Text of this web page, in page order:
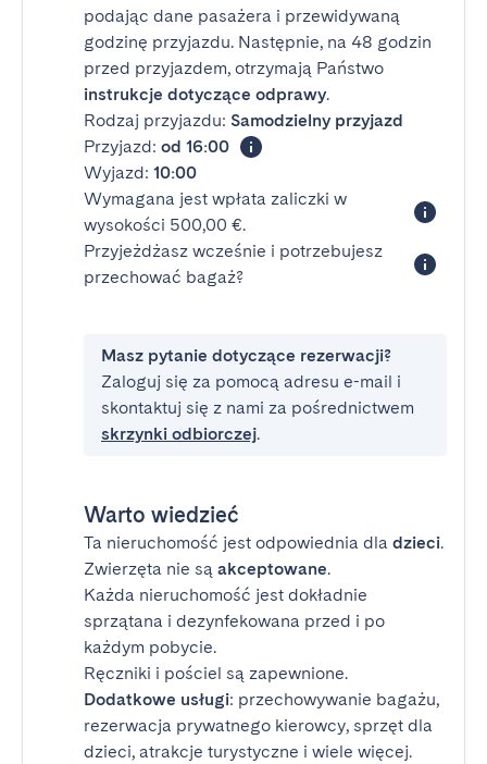
podając dane pasażera i przewidywaną
godzinę przyjazdu. Następnie, na 48 godzin
przed przyjazdem, otrzymają Państwo
instrukcje dotyczące odprawy.
Rodzaj przyjazdu: Samodzielny przyjazd
Przyjazd: od 16:00
Wyjazd: 10:00
Wymagana jest wpłata zaliczki w
wysokości 500,00 €.
Przyjeżdżasz wcześnie i potrzebujesz
przechować bagaż?
Masz pytanie dotyczące rezerwacji?
Zaloguj się za pomocą adresu e-mail i
skontaktuj się z nami za pośrednictwem
skrzynki odbiorczej.
Warto wiedzieć
Ta nieruchomość jest odpowiednia dla dzieci.
Zwierzęta nie są akceptowane.
Każda nieruchomość jest dokładnie
sprzątana i dezynfekowana przed i po
każdym pobycie.
Ręczniki i pościel są zapewnione.
Dodatkowe usługi: przechowywanie bagażu,
rezerwacja prywatnego kierowcy, sprzęt dla
dzieci, atrakcje turystyczne i wiele więcej.